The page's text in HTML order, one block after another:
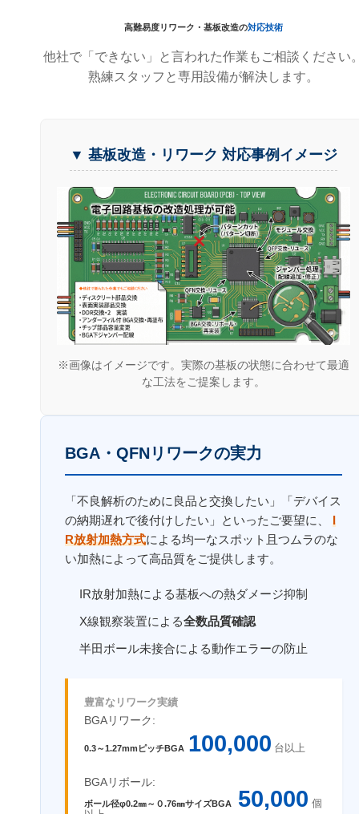
高難易度リワーク・基板改造の対応技術
他社で「できない」と言われた作業もご相談ください
熟練スタッフと専用設備が解決します。
▼ 基板改造・リワーク 対応事例イメージ
※画像はイメージです。実際の基板の状態に合わせて最適
な工法をご提案します。
BGA・QFNリワークの実力
「不良解析のために良品と交換したい」「デバイス
の納期遅れで後付けしたい」といったご要望に、 I
R放射加熱方式による均一なスポット且つムラのな
い加熱によって高品質をご提供します。
IR放射加熱による基板への熱ダメージ抑制
X線観察装置による全数品質確認
半田ボール未接合による動作エラーの防止
豊富なリワーク実績
BGAリワーク:
0.3～1.27mm ピッチBGA 100,000 台以上
BGAリボール:
ボール径φ0.2㎜～０.76㎜サイズBGA 50,000 個